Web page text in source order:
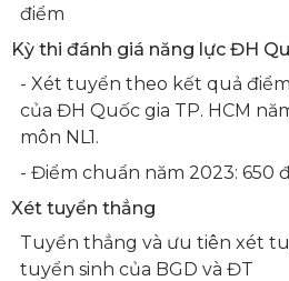
điểm
Kỳ thi đánh giá năng lực ĐH
- Xét tuyển theo kết quả
của ĐH Quốc gia TP. HCM
môn NL1.
- Điểm chuẩn năm 2023: 650
Xét tuyển thẳng
Tuyển thẳng và ưu tiên xét
tuyển sinh của BGD và ĐT